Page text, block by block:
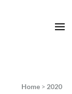
Home > 2020